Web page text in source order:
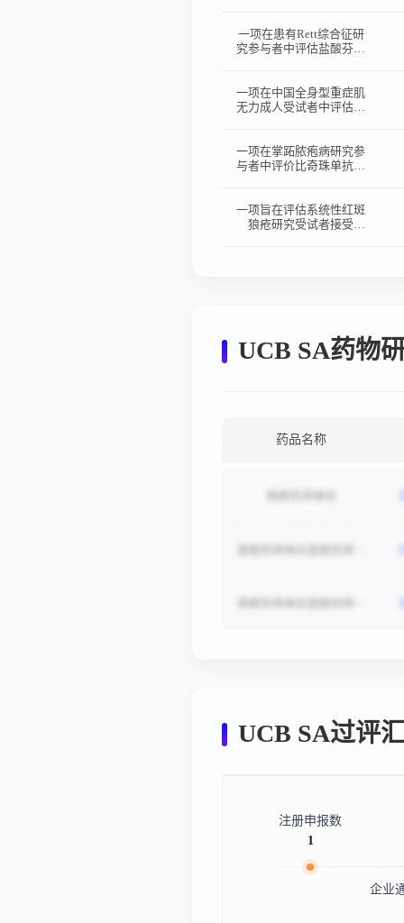
安慰剂对照研究
一项在患有Rett综合征研
究参与者中评估盐酸芬氟
对照、平行分组、多中心
研究（含开放标签扩展
一项在中国全身型重症肌
无力成人受试者中评估罗
性、单臂研究
一项在掌跖脓疱病研究参
与者中评价比奇珠单抗的
放性扩展期）、安慰剂对
照、多中心研究
一项旨在评估系统性红斑
狼疮研究受试者接受
UCB SA药物
药品名称
UCB SA过评
注册申报数
1
企业